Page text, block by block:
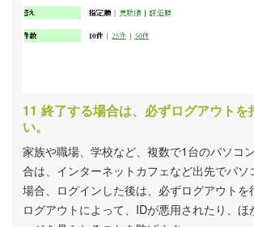
終了する場合は、必ずログアウトを
い。
家族や職場、学校など、複数で1台のパソコ
合は、インターネットカフェなど出先でパソ
場合、ログインした後は、必ずログアウトを
ログアウトによって、IDが悪用されたり、